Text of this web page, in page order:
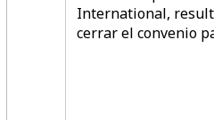
International,
cerrar el convenio